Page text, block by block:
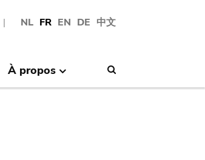
NL FR EN DE 中文
À propos